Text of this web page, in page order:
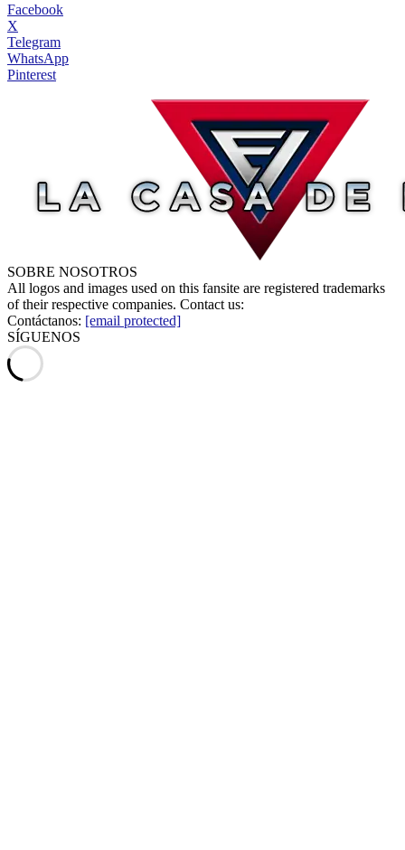
Facebook
X
Telegram
WhatsApp
Pinterest
SOBRE NOSOTROS
All logos and images used on this fansite are registered trademarks
of their respective companies. Contact us:
Contáctanos: [email protected]
SÍGUENOS